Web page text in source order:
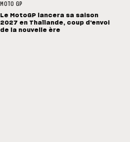
MOTO GP
Le MotoGP lancera sa saison
2027 en Thaïlande, coup d'envoi
de la nouvelle ère